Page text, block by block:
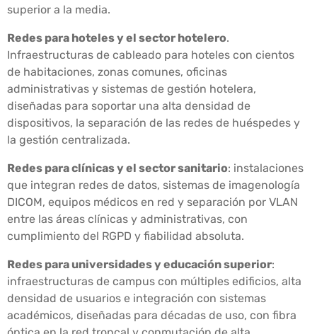
superior a la media.
Redes para hoteles y el sector hotelero.
Infraestructuras de cableado para hoteles con cientos
de habitaciones, zonas comunes, oficinas
administrativas y sistemas de gestión hotelera,
diseñadas para soportar una alta densidad de
dispositivos, la separación de las redes de huéspedes y
la gestión centralizada.
Redes para clínicas y el sector sanitario: instalaciones
que integran redes de datos, sistemas de imagenología
DICOM, equipos médicos en red y separación por VLAN
entre las áreas clínicas y administrativas, con
cumplimiento del RGPD y fiabilidad absoluta.
Redes para universidades y educación superior:
infraestructuras de campus con múltiples edificios, alta
densidad de usuarios e integración con sistemas
académicos, diseñadas para décadas de uso, con fibra